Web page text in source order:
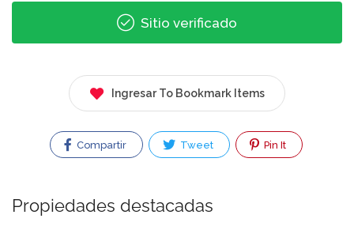
Sitio verificado
Ingresar To Bookmark Items
Compartir Tweet Pin It
Propiedades destacadas